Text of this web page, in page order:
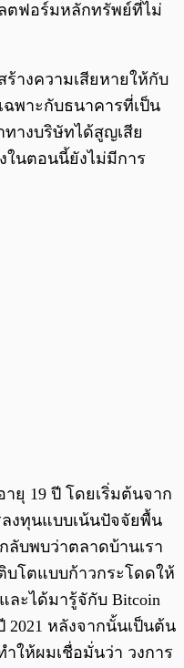
ตฟอร์มหลักทรัพย์ที่ไม่
างความเสียหายให้กับ
ฉพาะกับธนาคารที่เป็น
างบริษัทได้สูญเสีย
ในตอนนี้ยังไม่มีการ
ยุ 19 ปี โดยเริ่มต้นจาก
งทุนแบบเน้นปัจจัยพื้น
ลับพบว่าตลาดบ้านเรา
บโตแบบก้าวกระโดดให้
ละได้มารู้จักับ Bitcoin
2021 หลังจากนั้นเป็นต้น
ให้ผมเชื่อมั่นว่า วงการ